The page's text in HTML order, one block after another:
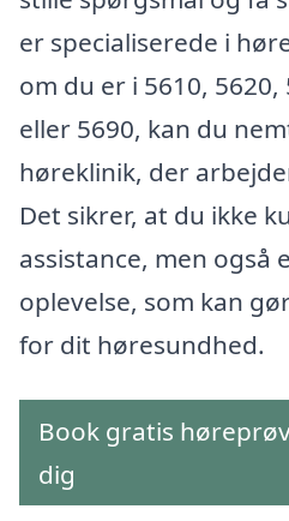
er specialiserede i
om du er i 5610, 5620,
eller 5690, kan du
høreklinik, der
Det sikrer, at du ikke
assistance, men også
oplevelse, som kan
for dit høresundhed.
Book gratis
dig